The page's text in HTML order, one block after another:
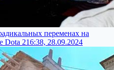
переменах на
Dota 216:38, 28.09.2024